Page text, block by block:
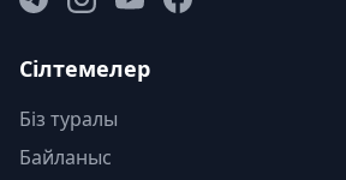
Сілтемелер
Біз туралы
Байланыс